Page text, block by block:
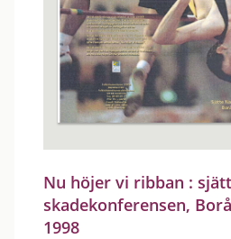
Nu höjer vi ribban :
skadekonferensen,
1998